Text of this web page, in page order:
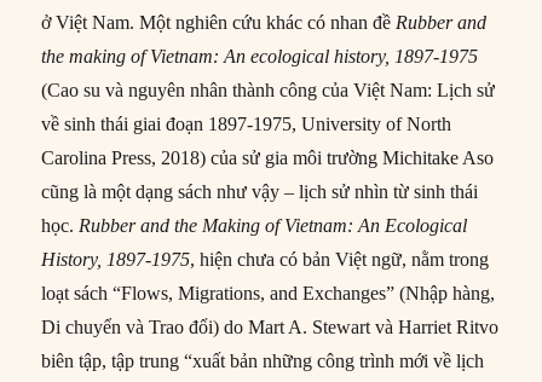
ở Việt Nam. Một nghiên cứu khác có nhan đề Rubber and
the making of Vietnam: An ecological history, 1897-1975
(Cao su và nguyên nhân thành công của Việt Nam: Lịch sử
về sinh thái giai đoạn 1897-1975, University of North
Carolina Press, 2018) của sử gia môi trường Michitake Aso
cũng là một dạng sách như vậy – lịch sử nhìn từ sinh thái
học. Rubber and the Making of Vietnam: An Ecological
History, 1897-1975, hiện chưa có bản Việt ngữ, nằm trong
loạt sách “Flows, Migrations, and Exchanges” (Nhập hàng,
Di chuyển và Trao đổi) do Mart A. Stewart và Harriet Ritvo
biên tập, tập trung “xuất bản những công trình mới về lịch